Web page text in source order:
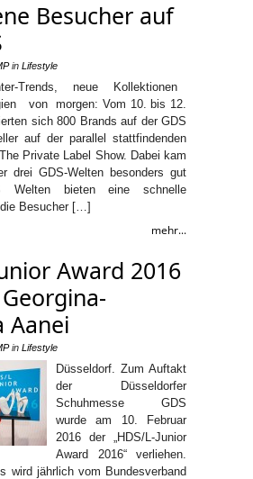
Besucher auf
in Lifestyle
Trends, neue Kollektionen
von morgen: Vom 10. bis 12.
sich 800 Brands auf der GDS
auf der parallel stattfindenden
Private Label Show. Dabei kam
drei GDS-Welten besonders gut
Welten bieten eine schnelle
Besucher […]
mehr...
Award 2016
Aanei
in Lifestyle
Düsseldorf. Zum Auftakt
der Düsseldorfer
Schuhmesse GDS
wurde am 10. Februar
2016 der „HDS/L-Junior
Award 2016“ verliehen.
wird jährlich vom Bundesverband